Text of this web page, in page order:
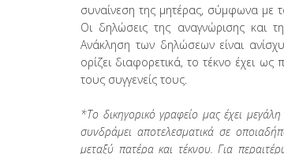
συναίνεση της μητέρας, σύμφωνα με
Οι δηλώσεις της αναγνώρισης και
Ανάκληση των δηλώσεων είναι
ορίζει διαφορετικά, το τέκνο έχει
τους συγγενείς τους.
*Το δικηγορικό γραφείο μας έχει
συνδράμει αποτελεσματικά σε
μεταξύ πατέρα και τέκνου. Για